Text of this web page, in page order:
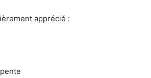
apprécié :